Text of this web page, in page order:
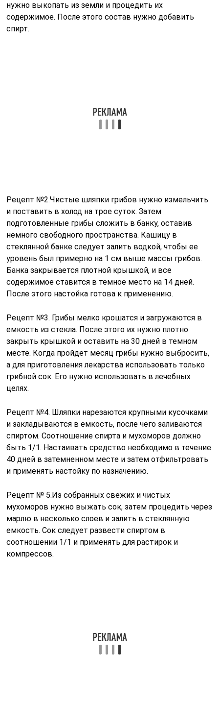
нужно выкопать из земли и процедить их
содержимое. После этого состав нужно добавить
спирт.
Рецепт №2.Чистые шляпки грибов нужно измельчить
и поставить в холод на трое суток. Затем
подготовленные грибы сложить в банку, оставив
немного свободного пространства. Кашицу в
стеклянной банке следует залить водкой, чтобы ее
уровень был примерно на 1 см выше массы грибов.
Банка закрывается плотной крышкой, и все
содержимое ставится в темное место на 14 дней.
После этого настойка готова к применению.
Рецепт №3. Грибы мелко крошатся и загружаются в
емкость из стекла. После этого их нужно плотно
закрыть крышкой и оставить на 30 дней в темном
месте. Когда пройдет месяц грибы нужно выбросить,
а для приготовления лекарства использовать только
грибной сок. Его нужно использовать в лечебных
целях.
Рецепт №4. Шляпки нарезаются крупными кусочками
и закладываются в емкость, после чего заливаются
спиртом. Соотношение спирта и мухоморов должно
быть 1/1. Настаивать средство необходимо в течение
40 дней в затемненном месте и затем отфильтровать
и применять настойку по назначению.
Рецепт № 5.Из собранных свежих и чистых
мухоморов нужно выжать сок, затем процедить через
марлю в несколько слоев и залить в стеклянную
емкость. Сок следует развести спиртом в
соотношении 1/1 и применять для растирок и
компрессов.